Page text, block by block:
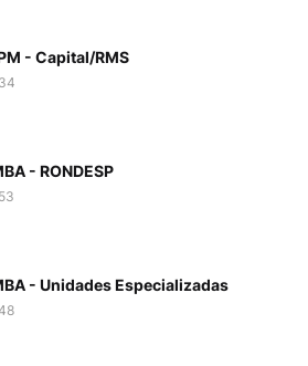
- Capital/RMS
- RONDESP
- Unidades Especializadas